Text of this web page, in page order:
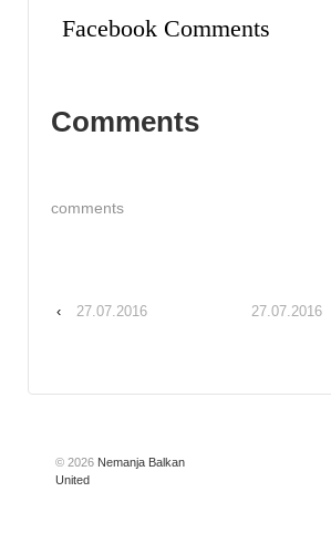
Facebook Comments
Comments
comments
‹ 27.07.2016 27.07.2016
© 2026 Nemanja Balkan
United